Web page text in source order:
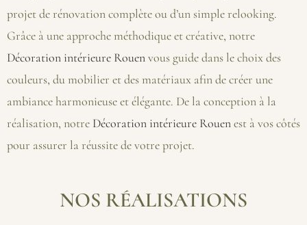
projet de rénovation complète ou d’un simple relooking.
Grâce à une approche méthodique et créative, notre
Décoration intérieure Rouenvous guide dans le choix des
couleurs, du mobilier et des matériaux afin de créer une
ambiance harmonieuse et élégante. De la conception à la
réalisation, notre Décoration intérieure Rouenest à vos côtés
pour assurer la réussite de votre projet.
NOS RÉALISATIONS